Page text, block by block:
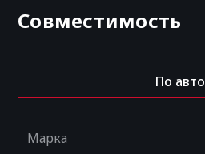
Совместимость
По авто
Марка